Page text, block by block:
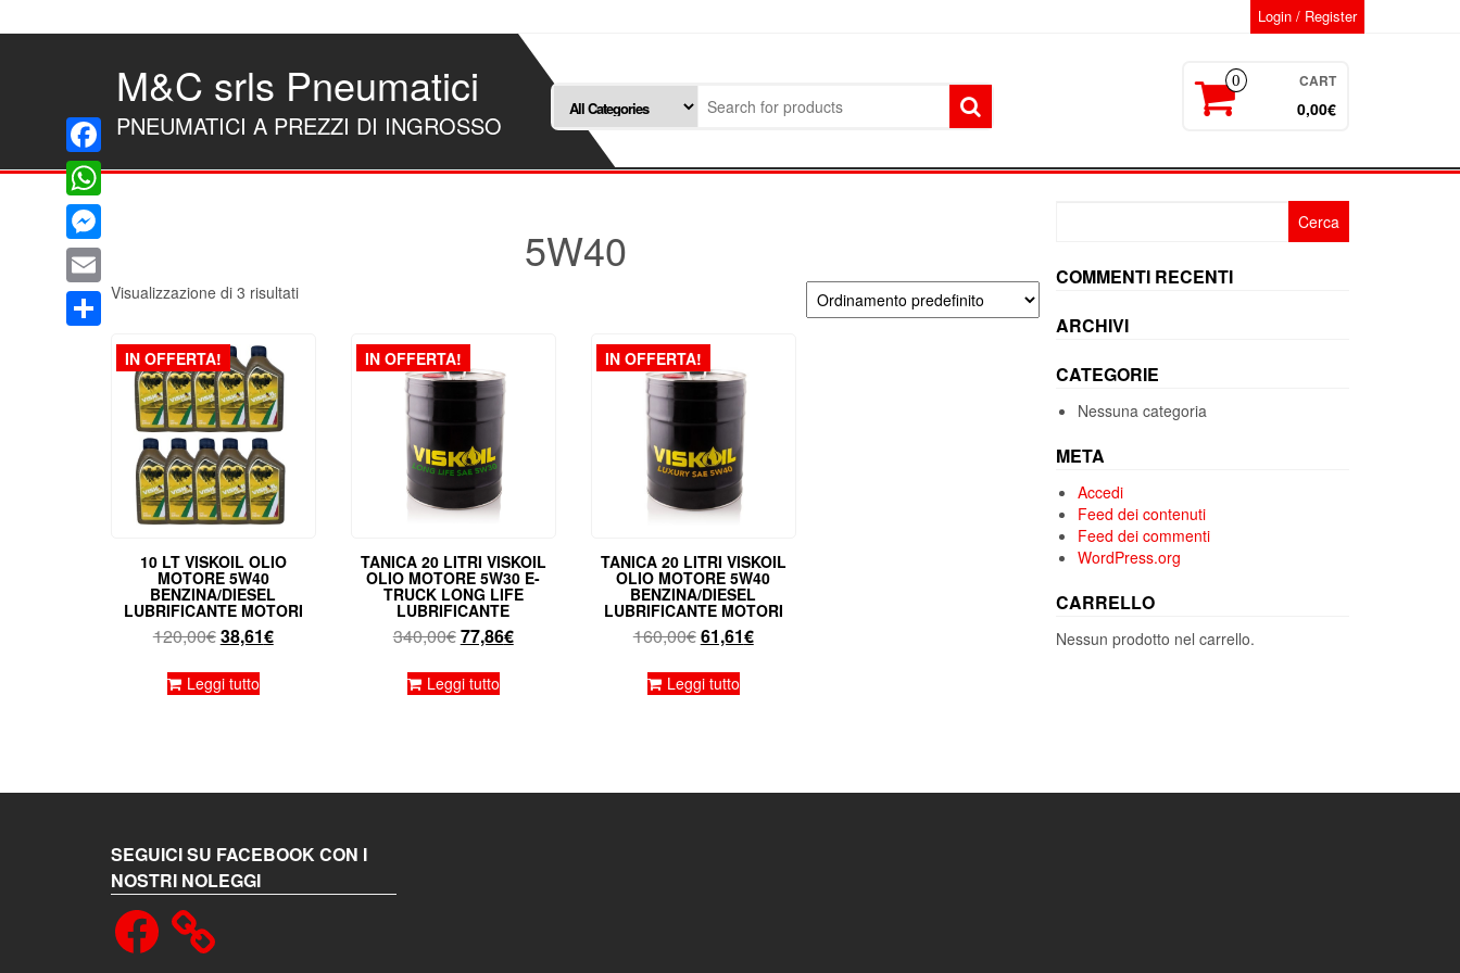
to
Login / Register
M&C srls Pneumatici
PNEUMATICI A PREZZI DI INGROSSO
0 CART
0,00€
5W40
Visualizzazione di 3 risultati
IN OFFERTA!
10 LT VISKOIL OLIO
MOTORE 5W40
BENZINA/DIESEL
LUBRIFICANTE MOTORI
120,00€Il
originale
38,61€Il
Leggi tutto
IN OFFERTA!
TANICA 20 LITRI VISKOIL
OLIO MOTORE 5W30 E-
TRUCK LONG LIFE
LUBRIFICANTE
340,00€Il
originale
77,86€Il
Leggi tutto
IN OFFERTA!
TANICA 20 LITRI VISKOIL
OLIO MOTORE 5W40
BENZINA/DIESEL
LUBRIFICANTE MOTORI
160,00€Il
originale
61,61€Il
Leggi tutto
COMMENTI RECENTI
ARCHIVI
CATEGORIE
Nessuna categoria
META
Accedi
Feed dei contenuti
Feed dei commenti
WordPress.org
CARRELLO
Nessun prodotto nel carrello.
Facebook
WhatsApp
Messenger
Email
Condividi
SEGUICI SU FACEBOOK CON I
NOSTRI NOLEGGI
Facebook